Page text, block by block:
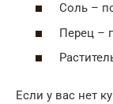
Соль –
Перец –
Если у вас нет